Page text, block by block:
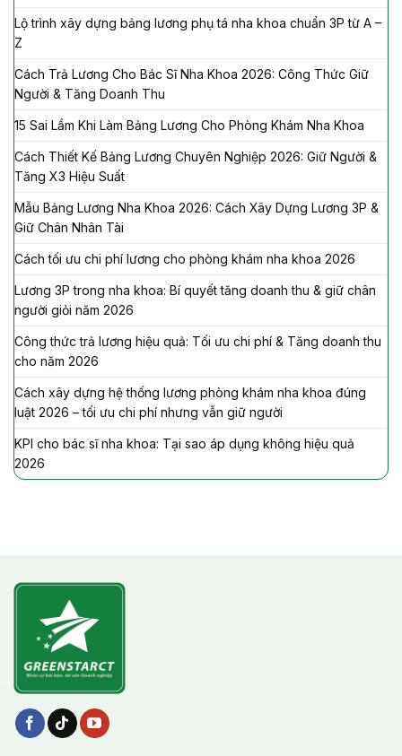
Lộ trình xây dựng bảng lương phụ tá nha khoa chuẩn 3P từ A –
Z
Cách Trả Lương Cho Bác Sĩ Nha Khoa 2026: Công Thức Giữ
Người & Tăng Doanh Thu
15 Sai Lầm Khi Làm Bảng Lương Cho Phòng Khám Nha Khoa
Cách Thiết Kế Bảng Lương Chuyên Nghiệp 2026: Giữ Người &
Tăng X3 Hiệu Suất
Mẫu Bảng Lương Nha Khoa 2026: Cách Xây Dựng Lương 3P &
Giữ Chân Nhân Tài
Cách tối ưu chi phí lương cho phòng khám nha khoa 2026
Lương 3P trong nha khoa: Bí quyết tăng doanh thu & giữ chân
người giỏi năm 2026
Công thức trả lương hiệu quả: Tối ưu chi phí & Tăng doanh thu
cho năm 2026
Cách xây dựng hệ thống lương phòng khám nha khoa đúng
luật 2026 – tối ưu chi phí nhưng vẫn giữ người
KPI cho bác sĩ nha khoa: Tại sao áp dụng không hiệu quả
2026